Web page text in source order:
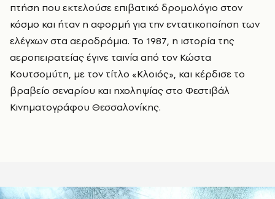
πτήση που εκτελούσε επιβατικό δρομολόγιο στον
κόσμο και ήταν η αφορμή για την εντατικοποίηση των
ελέγχων στα αεροδρόμια. Το 1987, η ιστορία της
αεροπειρατείας έγινε ταινία από τον Κώστα
Κουτσομύτη, με τον τίτλο «Κλοιός», και κέρδισε το
βραβείο σεναρίου και ηχοληψίας στο Φεστιβάλ
Κινηματογράφου Θεσσαλονίκης.